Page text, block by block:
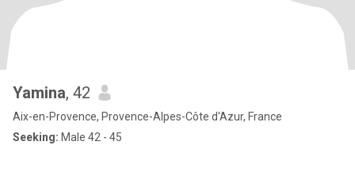
Yamina, 42
Aix-en-Provence, Provence-Alpes-Côte d'Azur, France
Seeking: Male 42 - 45